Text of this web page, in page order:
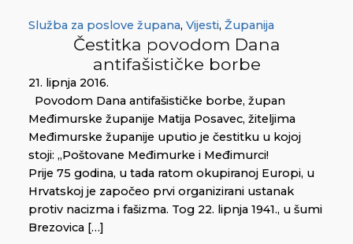
Služba za poslove župana, Vijesti, Županija
Čestitka povodom Dana
antifašističke borbe
21. lipnja 2016.
Povodom Dana antifašističke borbe, župan
Međimurske županije Matija Posavec, žiteljima
Međimurske županije uputio je čestitku u kojoj
stoji: „Poštovane Međimurke i Međimurci!
Prije 75 godina, u tada ratom okupiranoj Europi, u
Hrvatskoj je započeo prvi organizirani ustanak
protiv nacizma i fašizma. Tog 22. lipnja 1941., u šumi
Brezovica […]